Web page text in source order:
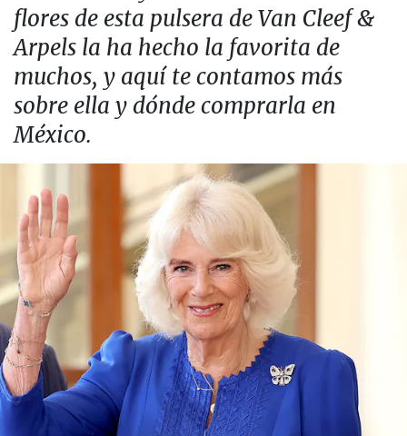
flores de esta pulsera de Van Cleef &
Arpels la ha hecho la favorita de
muchos, y aquí te contamos más
sobre ella y dónde comprarla en
México.